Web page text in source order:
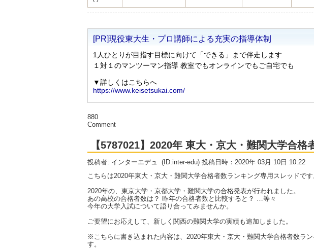
880
Comment
【5787021】2020年 東大・京大・難関大学合格
投稿者: インターエデュ
(ID:inter-edu) 投稿日時：2020年 03月 10日 10:22
こちらは2020年東大・京大・難関大学合格者数ランキング専用スレッドです
2020年の、東京大学・京都大学・難関大学の合格発表が行われました。
あの高校の合格者数は？ 昨年の合格者数と比較すると？ …等々
今年の大学入試について語り合ってみませんか。
ご要望にお応えして、新しく関西の難関大学の実績も追加しました。
※こちらに書き込まれた内容は、2020年東大・京大・難関大学合格者数ラ
す。